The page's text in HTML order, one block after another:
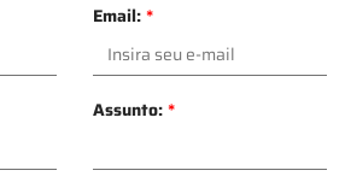
Email:*
Assunto:*